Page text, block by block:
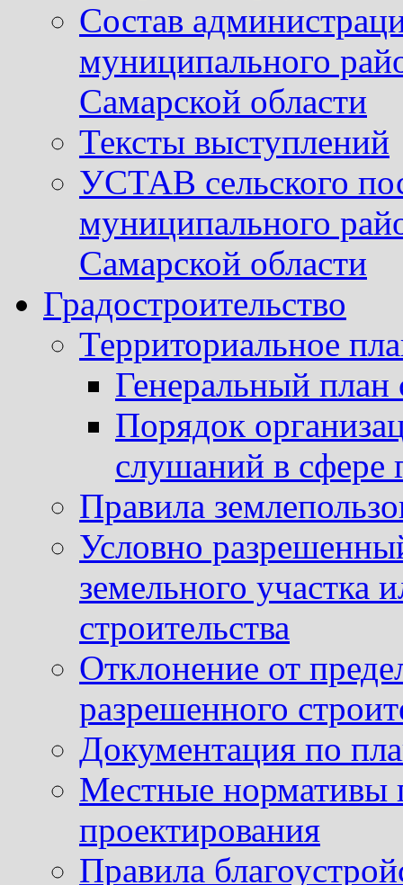
Состав
муниципального
Самарской области
Тексты выступлений
УСТАВ сельского
муниципального
Самарской области
Градостроительство
Территориальное
Генеральный план
Порядок
слушаний в сфере
Правила
Условно
земельного участка
строительства
Отклонение от
разрешенного
Документация по
Местные нормативы
проектирования
Правила